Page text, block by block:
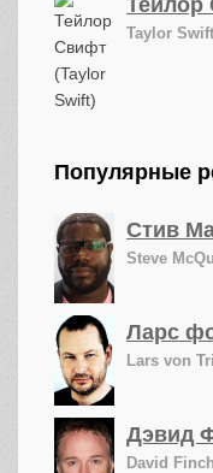
Тейлор
Taylor Swift
Популярные
Стив
Steve
Ларс
Lars von
Дэвид
David